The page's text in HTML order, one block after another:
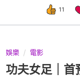
11
娛樂 電影
功夫女足｜